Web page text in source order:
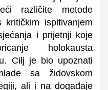
različite metode
kritičkim ispitivanjem
i prijetnji koje
holokausta
Cilj je bio upoznati
sa židovskom
ali i na događaje